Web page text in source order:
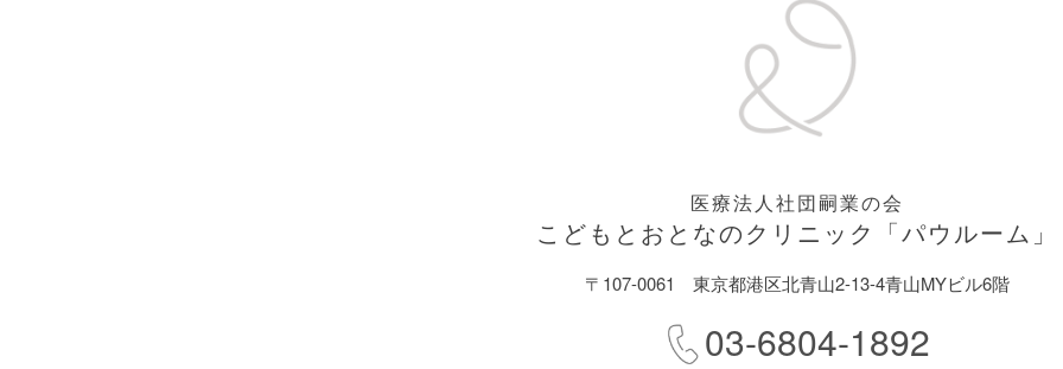
医療法人社団嗣業の会
こどもとおとなのクリニック 「パウルーム」
〒107-0061 東京都港区北青山2-13-4青山MYビル6階
03-6804-1892